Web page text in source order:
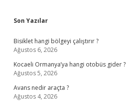
Sidebar
Son Yazılar
Bisiklet hangi bölgeyi çalıştırır ?
Ağustos 6, 2026
Kocaeli Ormanya’ya hangi otobüs gider ?
Ağustos 5, 2026
Avans nedir araçta ?
Ağustos 4, 2026